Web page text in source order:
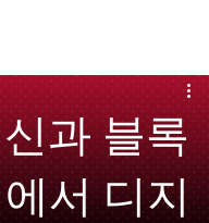
과 블록
서 디지